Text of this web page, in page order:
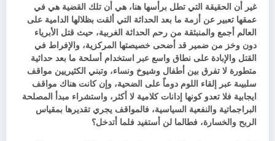
غير أن الحقيقة التي تطل برأسها هنا، هي أن تلك القضية هي في
عمقها تعبير عن أزمة ما بعد الحداثة التي ألقت بظلالها الدامية على
العالم أجمع والمنبثقة من رحم الحداثة الغربية، حيث قتل الأبرياء
دون وخز من ضمير قد أضحى خصيصتها المركزية، والإفراط في
القتل والإبادة على نطاق واسع عبر استخدام أسلحة ما بعد حداثية
متطورة لا تفرق بين أطفال وشيوخ ونساء، وتبني الكثيريين مواقف
سلبيىة عبر إلقاء اللوم دوماً على الضحية، وإن كانت هناك مواقف
ايجابية فلا تعدو كونها إدانات كلامية لا أكثر، واستشراء مبدأ المصلحة
البراجماتية والنفعية السياسية، فالمواقف يجري تقديرها بمقياس
الربح والخسارة، فطالما لن أستفيد فلما أتدخل؟